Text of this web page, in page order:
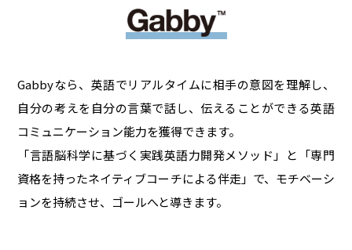
Gabbyなら、英語でリアルタイムに相手の意図を理解し、
自分の考えを自分の言葉で話し、伝えることができる英語
コミュニケーション能力を獲得できます。
「言語脳科学に基づく実践英語力開発メソッド」と「専門
資格を持ったネイティブコーチによる伴走」で、モチベーシ
ョンを持続させ、ゴールへと導きます。